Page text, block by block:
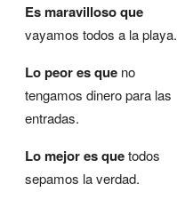
Es maravilloso que
vayamos todos a la playa.
Lo peor es que no
tengamos dinero para las
entradas.
Lo mejor es quetodos
sepamos la verdad.